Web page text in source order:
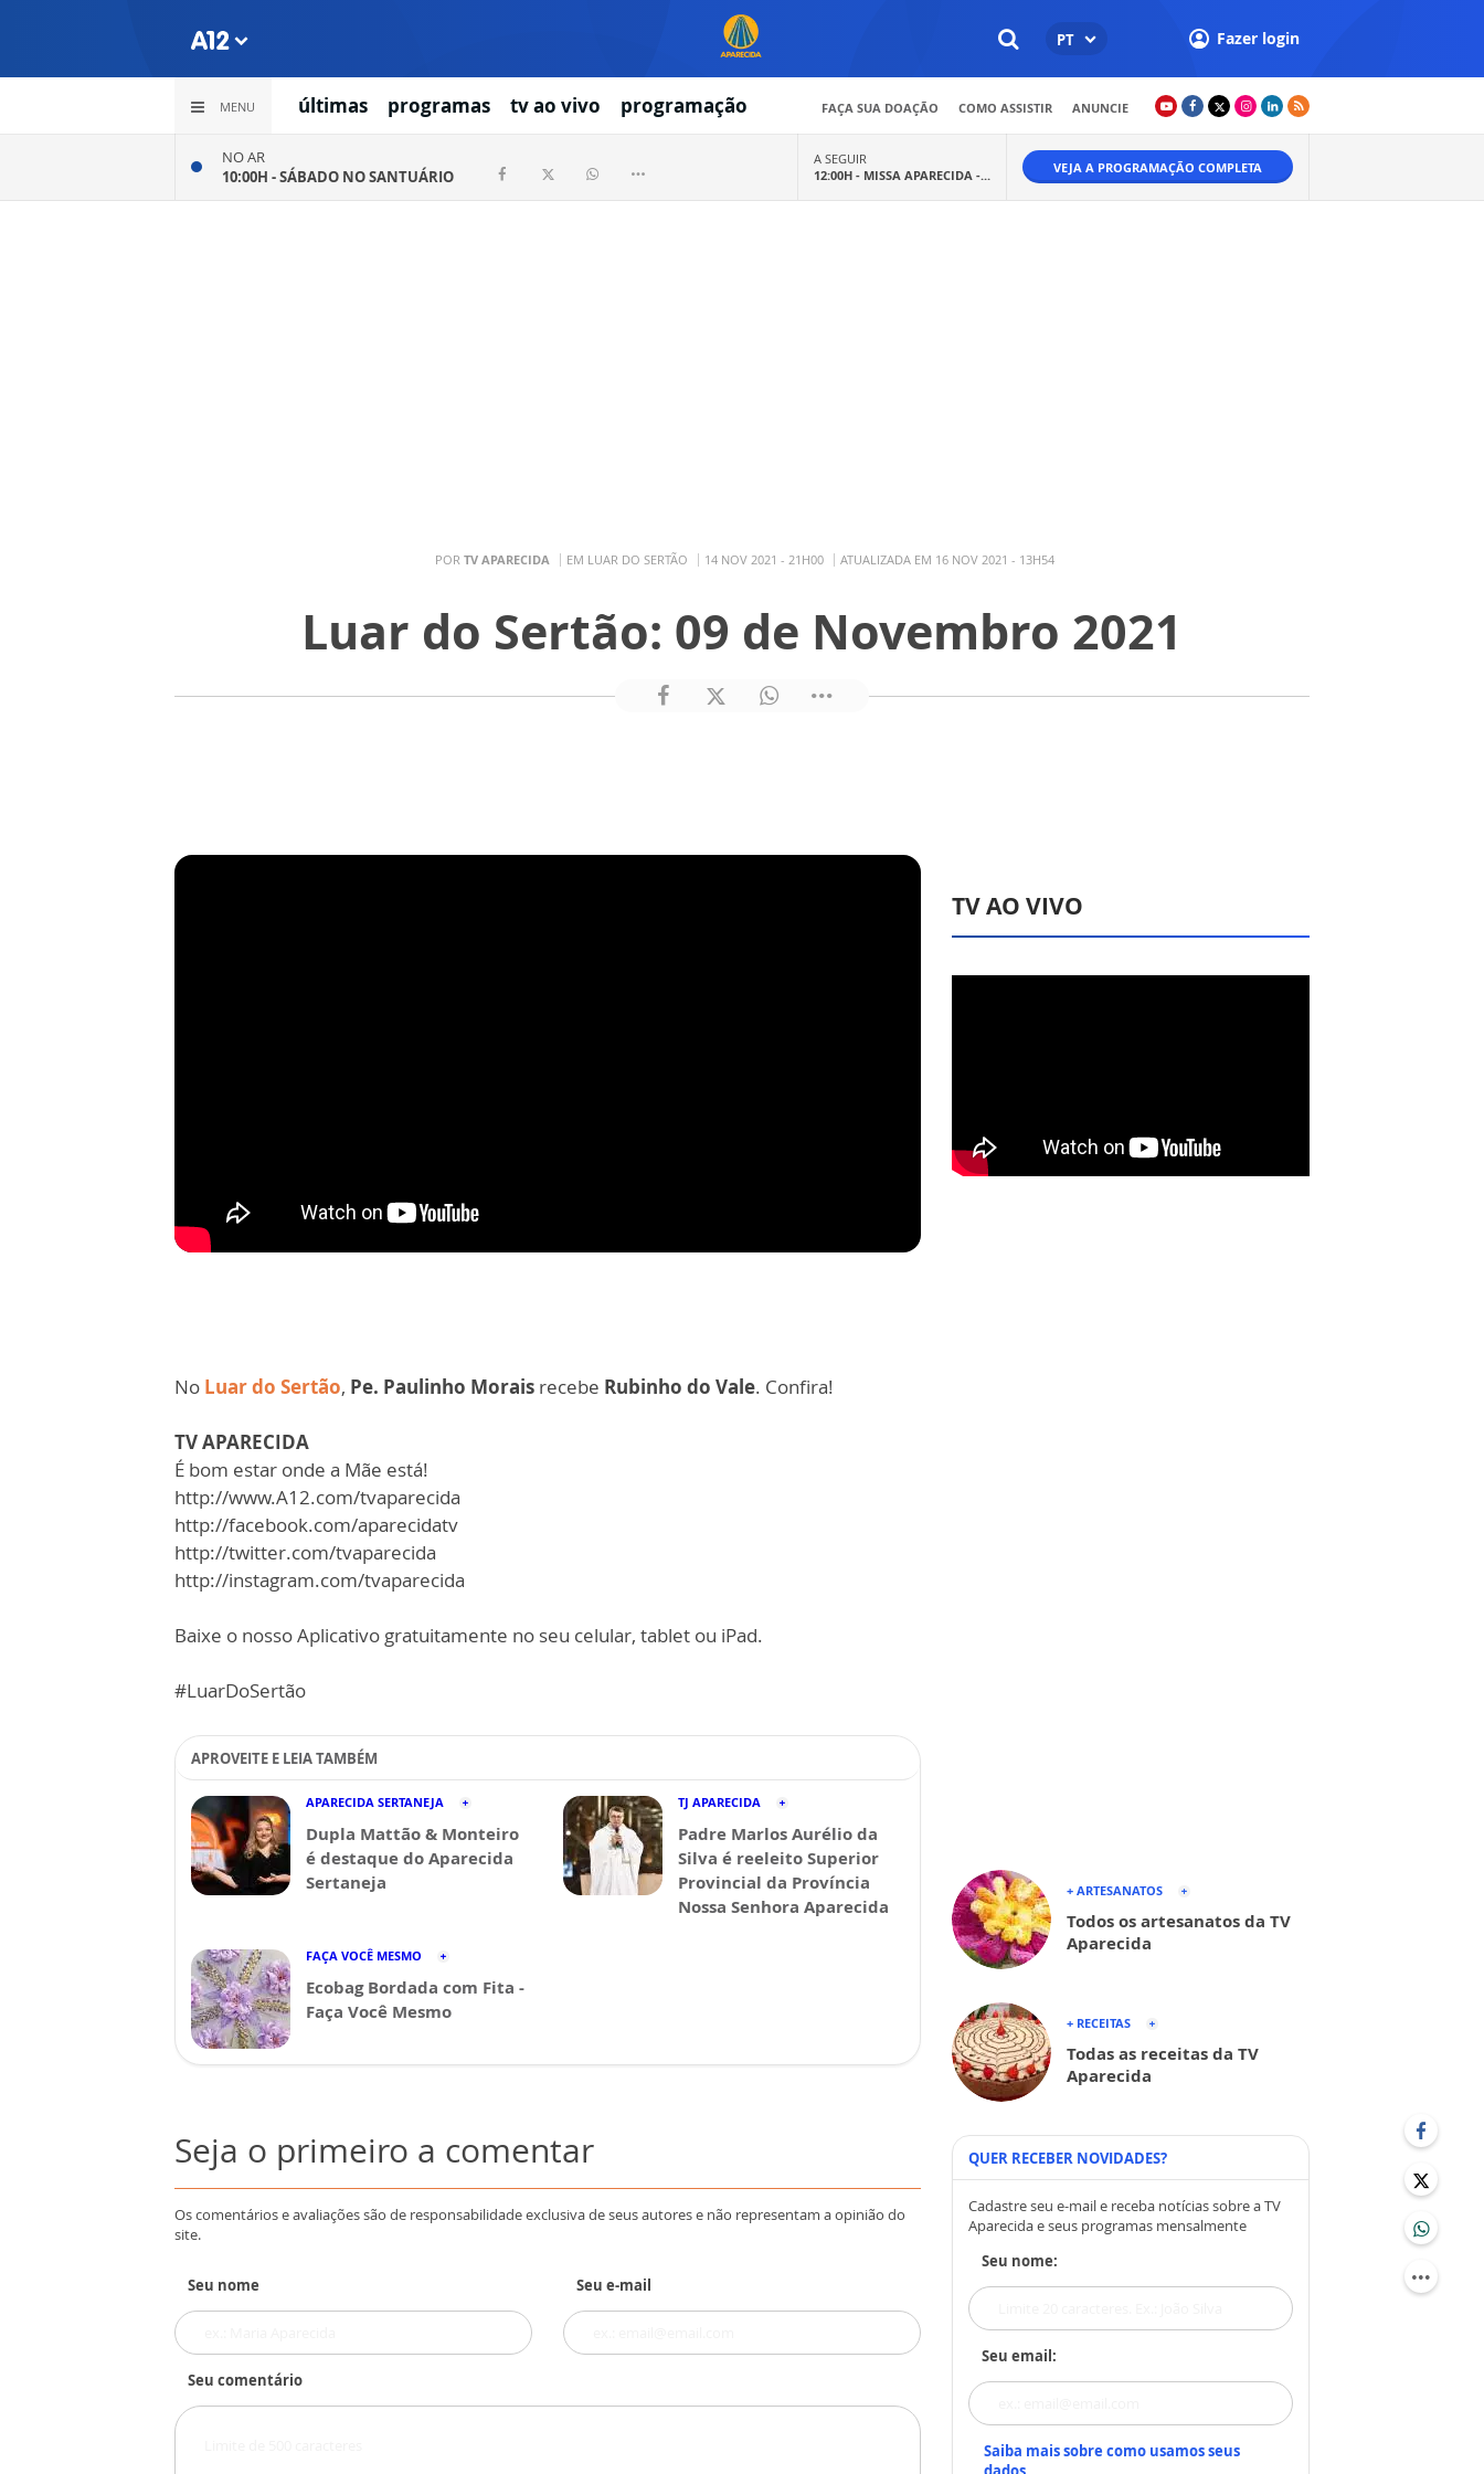
PT Fazer login
MENU últimas programas tv ao vivo programação FAÇA SUA DOAÇÃO COMO ASSISTIR ANUNCIE
NO AR
10:00H -SÁBADO NO SANTUÁRIO
A SEGUIR
12:00H - MISSA APARECIDA -... VEJA A PROGRAMAÇÃO COMPLETA
POR TV APARECIDA EM LUAR DO SERTÃO 14 NOV 2021 - 21H00 ATUALIZADA EM 16 NOV 2021 - 13H54
Luar do Sertão: 09 de Novembro 2021
No Luar do Sertão, Pe. Paulinho Morais recebe Rubinho do Vale. Confira!
TV APARECIDA
É bom estar onde a Mãe está!
http://www.A12.com/tvaparecida
http://facebook.com/aparecidatv
http://twitter.com/tvaparecida
http://instagram.com/tvaparecida
Baixe o nosso Aplicativo gratuitamente no seu celular, tablet ou iPad.
#LuarDoSertão
APROVEITE E LEIA TAMBÉM
APARECIDA SERTANEJA
Dupla Mattão & Monteiro
é destaque do Aparecida
Sertaneja
TJ APARECIDA
Padre Marlos Aurélio da
Silva é reeleito Superior
Provincial da Província
Nossa Senhora Aparecida
FAÇA VOCÊ MESMO
Ecobag Bordada com Fita -
Faça Você Mesmo
Seja o primeiro a comentar
Os comentários e avaliações são de responsabilidade exclusiva de seus autores e não representam a opinião do
site.
Seu nome Seu e-mail
Seu comentário
TV AO VIVO
+ ARTESANATOS
Todos os artesanatos da TV
Aparecida
+ RECEITAS
Todas as receitas da TV
Aparecida
QUER RECEBER NOVIDADES?
Cadastre seu e-mail e receba notícias sobre a TV
Aparecida e seus programas mensalmente
Seu nome:
Seu email:
Saiba mais sobre como usamos seus